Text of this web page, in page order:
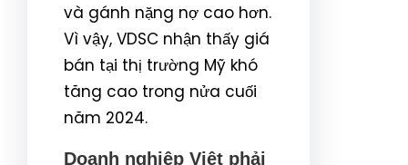
và gánh nặng nợ cao hơn.
Vì vậy, VDSC nhận thấy giá
bán tại thị trường Mỹ khó
tăng cao trong nửa cuối
năm 2024.
Doanh nghiệp Việt phải